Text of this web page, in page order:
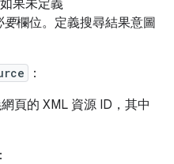
如果未定義
要欄位。定義搜尋結果意圖
：
頁的 XML 資源 ID，其中
：